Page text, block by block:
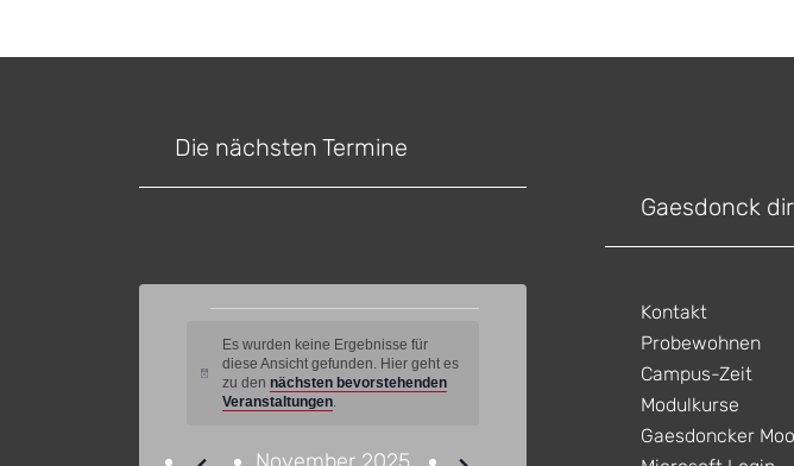
Die nächsten Termine
Veranstaltungen
Hinweis
Es wurden keine Ergebnisse für
diese Ansicht gefunden. Hier geht es
zu dennächsten bevorstehenden
Veranstaltungen.
Gaesdonck
Kontakt
Probewohnen
Campus-Zeit
Modulkurse
Gaesdoncker